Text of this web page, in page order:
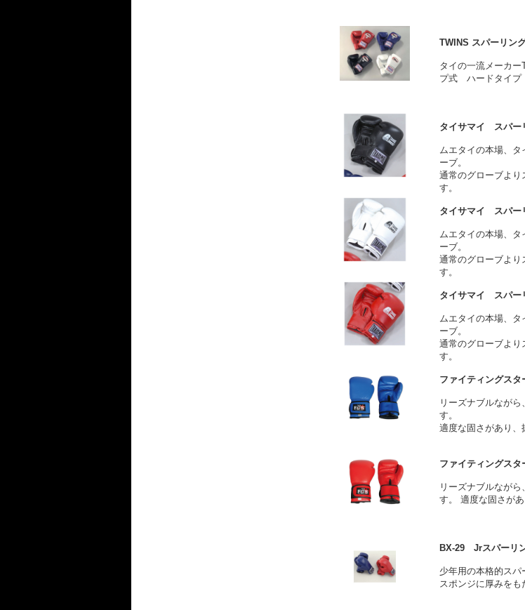
TWINS スパーリ
タイの一流メーカ
プ式 ハードタイプ
タイサマイ スパ
ムエタイの本場、
ーブ。
通常のグローブより
す。
タイサマイ スパ
ムエタイの本場、
ーブ。
通常のグローブより
す。
タイサマイ スパ
ムエタイの本場、
ーブ。
通常のグローブより
す。
ファイティングス
リーズナブルなが
す。
適度な固さがあり
ファイティングス
リーズナブルなが
す。 適度な固さが
BX-29 Jrスパーリ
少年用の本格的ス
スポンジに厚みをも